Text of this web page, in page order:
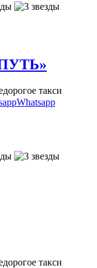
ПУТЬ»
такси
Whatsapp
такси